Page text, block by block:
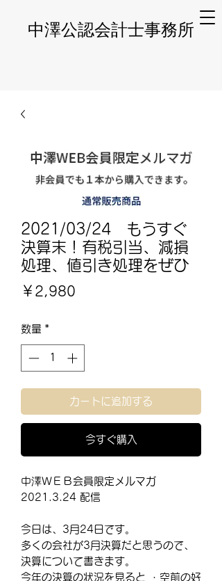
​中澤公認会計士事務所
2021/03/24 もうすぐ
決算末！有税引当、減損
処理、値引き処理をぜひ
￥2,980
数量 *
カートに追加する
今すぐ購入
中澤ＷＥＢ会員限定メルマガ
2021.3.24 配信
今日は、3月24日です。
多くの会社が3月決算だと思うので、
決算について書きます。
今年の決算の状況を見ると ・空前の好